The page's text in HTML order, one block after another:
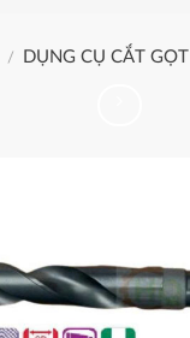
/ DỤNG CỤ CẮT GỌT